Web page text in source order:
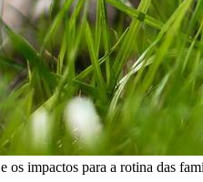
os impactos para a rotina das